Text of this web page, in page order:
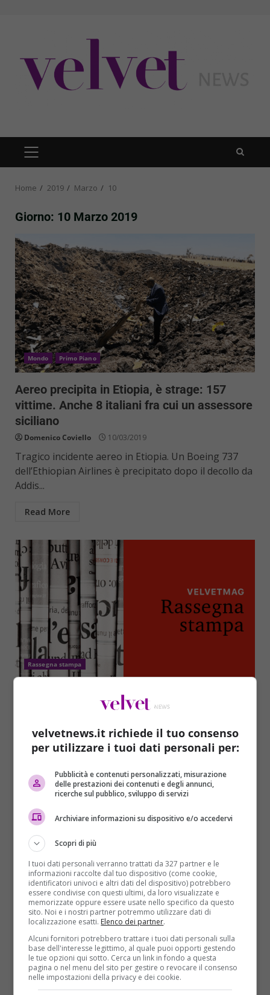
PRIMARY
MENU
Home 2019 Marzo 10
Giorno: 10 Marzo 2019
Mondo Primo Piano
Aereo precipita in Etiopia, è strage: 157
vittime. Anche 8 italiani fra cui un assessore
siciliano
Domenico Coviello 10/03/2019
Tragico incidente aereo in Etiopia. Un Boeing 737
dell’Ethiopian Airlines è precipitato dopo il decollo da
Addis...
Read More
Rassegna stampa
Domenica 10 marzo, le prime pagine dei
Domenico Coviello 10/03/2019
Dal Corriere a Repubblica alla Stampa, e dal Fatto al
Read More
Mondo Primo Piano
Daniele Nardi e Tom Ballard senza vita a
5900 metri. Resteranno sul Nanga Parbat.
velvetnews.it richiede il tuo consenso
per utilizzare i tuoi dati personali per:
Pubblicità e contenuti personalizzati, misurazione
delle prestazioni dei contenuti e degli annunci,
ricerche sul pubblico, sviluppo di servizi
Archiviare informazioni su dispositivo e/o accedervi
Scopri di più
I tuoi dati personali verranno trattati da 327 partner e le
informazioni raccolte dal tuo dispositivo (come cookie,
identificatori univoci e altri dati del dispositivo) potrebbero
essere condivise con questi ultimi, da loro visualizzate e
memorizzate oppure essere usate nello specifico da questo
sito. Noi e i nostri partner potremmo utilizzare dati di
localizzazione esatti. Elenco dei partner.
Alcuni fornitori potrebbero trattare i tuoi dati personali sulla
base dell'interesse legittimo, al quale puoi opporti gestendo
le tue opzioni qui sotto. Cerca un link in fondo a questa
pagina o nel menu del sito per gestire o revocare il consenso
nelle impostazioni della privacy e dei cookie.